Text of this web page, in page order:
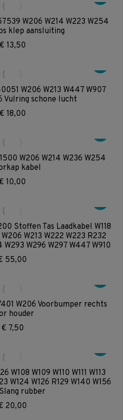
W206 W214 W223 W254
klep aansluiting
€ 13,50
W206 W213 W447 W907
Vulring schone lucht
€ 18,00
W206 W214 W236 W254
kabel
€ 10,00
Stoffen Tas Laadkabel W118
W206 W213 W222 W223 R232
W296 W297 W447 W910
55,00
W206 Voorbumper rechts
houder
€ 7,50
W108 W109 W110 W111 W113
W124 W126 R129 W140 W156
rubber
20,00